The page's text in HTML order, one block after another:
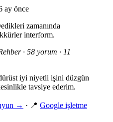
ay önce
zamanında
interform.
· 58 yorum · 11
iyi niyetli işini düzgün
tavsiye ederim.
→ · 📍 Google işletme